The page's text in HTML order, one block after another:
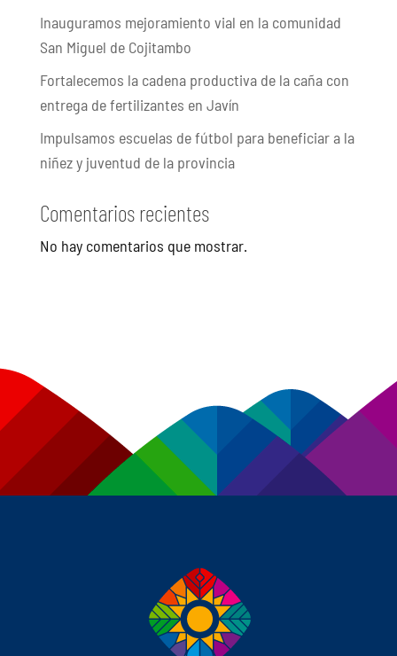
Inauguramos mejoramiento vial en la comunidad
San Miguel de Cojitambo
Fortalecemos la cadena productiva de la caña con
entrega de fertilizantes en Javín
Impulsamos escuelas de fútbol para beneficiar a la
niñez y juventud de la provincia
Comentarios recientes
No hay comentarios que mostrar.